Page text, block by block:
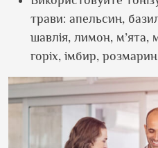
трави: апельсин,
шавлія, лимон, м’ята,
горіх, імбир,